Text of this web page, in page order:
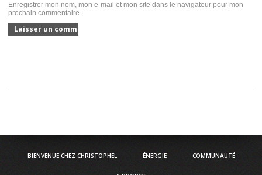
Enregistrer mon nom, mon e-mail et mon site dans le navigateur pour mon
prochain commentaire.
BIENVENUE CHEZ CHRISTOPHEL ÉNERGIE COMMUNAUTÉ